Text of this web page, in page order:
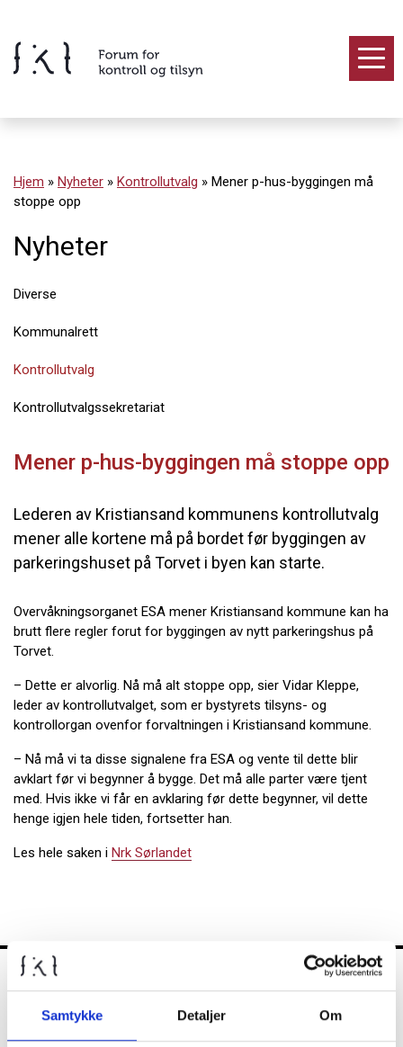
Samtykke Detaljer Om
innholdet
Hjem » Nyheter » Kontrollutvalg » Mener p-hus-byggingen må
stoppe opp
Nyheter
Diverse
Kommunalrett
Kontrollutvalg
Kontrollutvalgssekretariat
Mener p-hus-byggingen må stoppe opp
Lederen av Kristiansand kommunens kontrollutvalg
mener alle kortene må på bordet før byggingen av
parkeringshuset på Torvet i byen kan starte.
Overvåkningsorganet ESA mener Kristiansand kommune kan ha
brutt flere regler forut for byggingen av nytt parkeringshus på
Torvet.
– Dette er alvorlig. Nå må alt stoppe opp, sier Vidar Kleppe,
leder av kontrollutvalget, som er bystyrets tilsyns- og
kontrollorgan ovenfor forvaltningen i Kristiansand kommune.
– Nå må vi ta disse signalene fra ESA og vente til dette blir
avklart før vi begynner å bygge. Det må alle parter være tjent
med. Hvis ikke vi får en avklaring før dette begynner, vil dette
henge igjen hele tiden, fortsetter han.
Les hele saken i Nrk Sørlandet